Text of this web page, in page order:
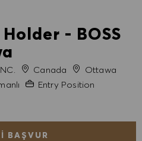
- BOSS
Canada ŞehirOttawa
Gerekli Deneyim
Entry Position
BAŞVUR